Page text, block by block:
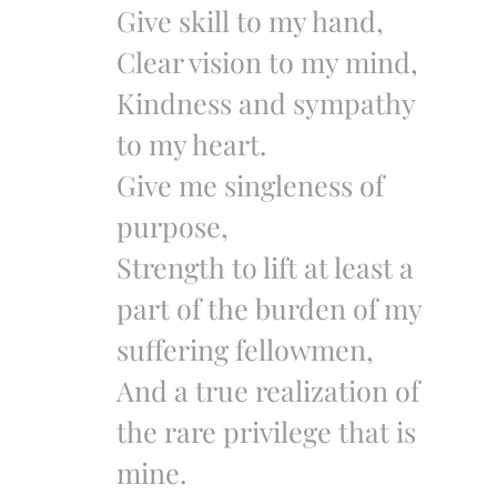
Give skill to my hand,
Clear vision to my mind,
Kindness and sympathy
to my heart.
Give me singleness of
purpose,
Strength to lift at least a
part of the burden of my
suffering fellowmen,
And a true realization of
the rare privilege that is
mine.